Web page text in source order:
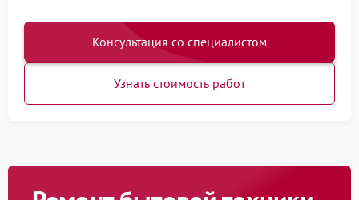
Консультация со специалистом
Узнать стоимость работ